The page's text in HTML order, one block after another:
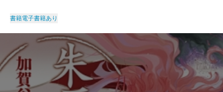
書籍電子書籍あり